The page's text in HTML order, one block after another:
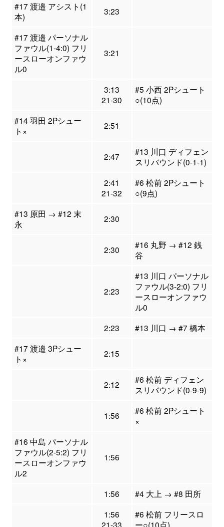
#17 渡邉 アシスト(1
本)
3:23
#17 渡邉 パーソナル
ファウル(1-4:0) フリ
ースローオンファウ
ル0
3:21
3:13
21-30
#5 小西 2Pシュート
○(10点)
#14 羽田 2Pシュー
ト×
2:51
2:47
#13 川口 ディフェン
スリバウンド(0-1-1)
2:41
21-32
#6 松前 2Pシュート
○(9点)
#13 原田 → #12 末
永
2:30
2:30
#16 丸野 → #12 銭
谷
2:23
#13 川口 パーソナル
ファウル(3-2:0) フリ
ースローオンファウ
ル0
2:23
#13 川口 → #7 橋本
#17 渡邉 3Pシュー
ト×
2:15
2:12
#6 松前 ディフェン
スリバウンド(0-9-9)
1:56
#6 松前 2Pシュート
×
#16 中島 パーソナル
ファウル(2-5:2) フリ
ースローオンファウ
ル2
1:56
1:56
#4 大上 → #8 田所
1:56
21-33
#6 松前 フリースロ
ー○(10点)